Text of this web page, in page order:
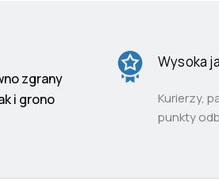
zgrany
i grono
Wysoka
Kurierzy,
punkty